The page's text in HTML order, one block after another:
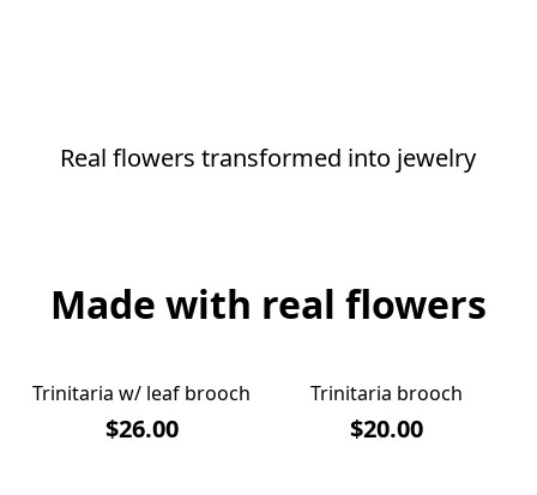
Real flowers transformed into jewelry
Made with real flowers
Trinitaria w/ leaf brooch
$26.00
Trinitaria brooch
$20.00